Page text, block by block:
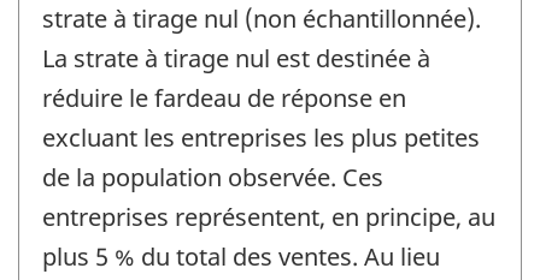
strate à tirage nul (non échantillonnée).
La strate à tirage nul est destinée à
réduire le fardeau de réponse en
excluant les entreprises les plus petites
de la population observée. Ces
entreprises représentent, en principe, au
plus 5 % du total des ventes. Au lieu